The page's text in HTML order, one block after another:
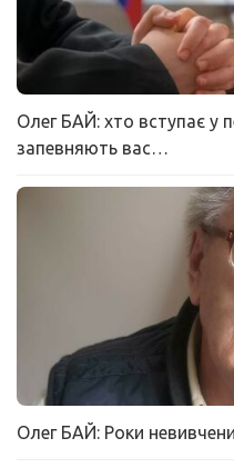
Олег БАЙ: хто вступає у
запевняють вас…
Олег БАЙ: Роки